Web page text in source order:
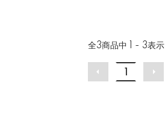
全3商品中 1 - 3表示